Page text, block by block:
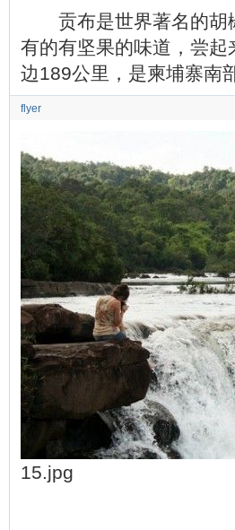
贡布是世界著名的胡
有的有坚果的味道，尝
边189公里，是柬埔寨南
flyer
15.jpg